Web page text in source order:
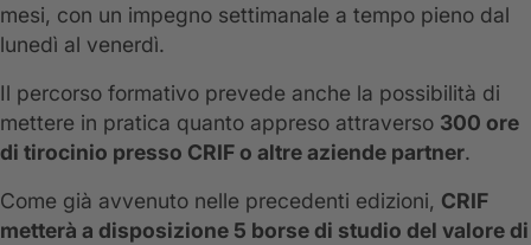
mesi, con un impegno settimanale a tempo pieno dal
lunedì al venerdì.
Il percorso formativo prevede anche la possibilità di
mettere in pratica quanto appreso attraverso 300 ore
di tirocinio presso CRIF o altre aziende partner.
Come già avvenuto nelle precedenti edizioni, CRIF
metterà a disposizione 5 borse di studio del valore di